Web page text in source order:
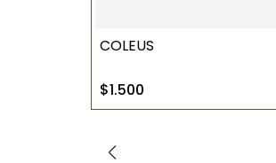
COLEUS
$1.500